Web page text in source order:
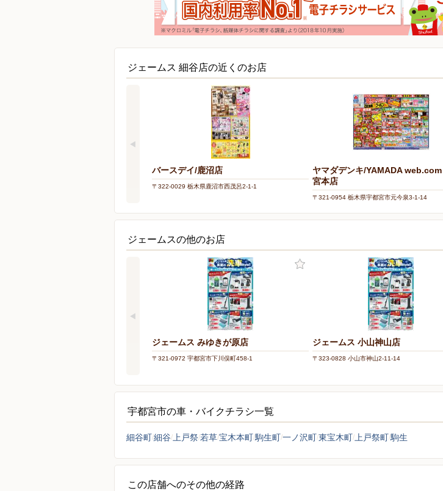
ジェームス 細谷店の近くのお店
バースデイ/鹿沼店
〒322-0029 栃木県鹿沼市西茂呂2-1-1
ヤマダデンキ/YAMADA
宮本店
〒321-0954 栃木県宇都宮市元今泉3-1-14
ジェームスの他のお店
ジェームス みゆきが原店
〒321-0972 宇都宮市下川俣町458-1
ジェームス 小山神山店
〒323-0828 小山市神山2-11-14
宇都宮市の車・バイクチラシ一覧
細谷町細谷 上戸祭 若草宝木本町駒生町一ノ沢町東宝木町 上戸祭町駒生
この店舗へのその他の経路